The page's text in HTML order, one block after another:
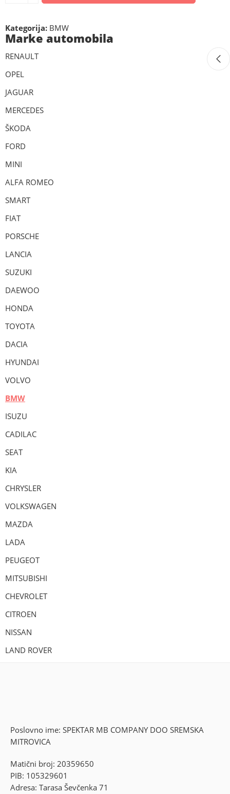
Kategorija: BMW
Marke automobila
RENAULT
OPEL
JAGUAR
MERCEDES
ŠKODA
FORD
MINI
ALFA ROMEO
SMART
FIAT
PORSCHE
LANCIA
SUZUKI
DAEWOO
HONDA
TOYOTA
DACIA
HYUNDAI
VOLVO
BMW
ISUZU
CADILAC
SEAT
KIA
CHRYSLER
VOLKSWAGEN
MAZDA
LADA
PEUGEOT
MITSUBISHI
CHEVROLET
CITROEN
NISSAN
LAND ROVER
Poslovno ime: SPEKTAR MB COMPANY DOO SREMSKA
MITROVICA
Matični broj: 20359650
PIB: 105329601
Adresa: Tarasa Ševčenka 71